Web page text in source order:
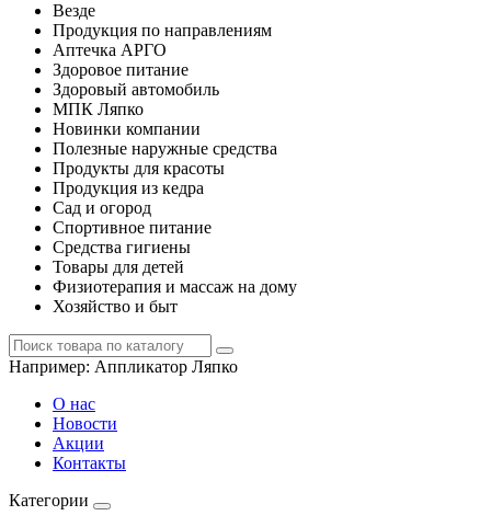
Везде
Продукция по направлениям
Аптечка АРГО
Здоровое питание
Здоровый автомобиль
МПК Ляпко
Новинки компании
Полезные наружные средства
Продукты для красоты
Продукция из кедра
Сад и огород
Спортивное питание
Средства гигиены
Товары для детей
Физиотерапия и массаж на дому
Хозяйство и быт
Например: Аппликатор Ляпко
О нас
Новости
Акции
Контакты
Категории